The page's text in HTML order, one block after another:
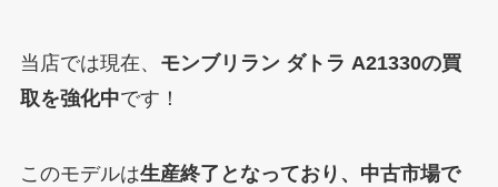
当店では現在、 モンブリラン ダトラ A21330の買
取を強化中です！
このモデルは生産終了となっており、中古市場で